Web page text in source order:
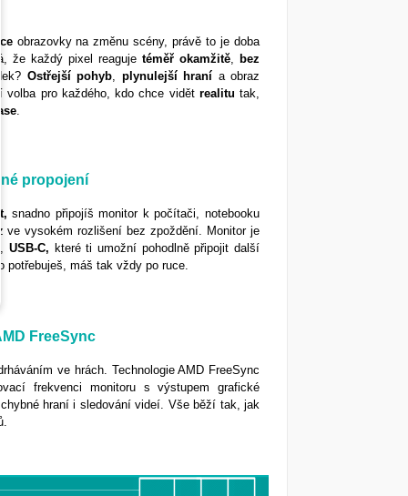
obrazovky na změnu scény, právě to je doba
že každý pixel reaguje téměř okamžitě
bez
Ostřejší pohyb plynulejší hraní a obraz
volba pro každého, kdo chce vidět realitu tak,
propojení
snadno připojíš monitor k počítači, notebooku
ve vysokém rozlišení bez zpoždění. Monitor je
USB-C, které ti umožní pohodlně připojit další
potřebuješ, máš tak vždy po ruce.
FreeSync
ve hrách. Technologie AMD FreeSync
frekvenci monitoru s výstupem grafické
hraní i sledování videí. Vše běží tak, jak